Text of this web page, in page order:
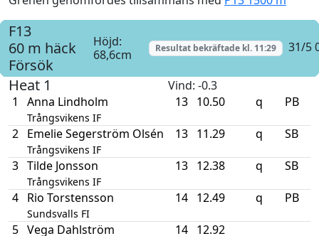
F13
60 m häck
Försök
Höjd:
68,6cm
Resultat bekräftade kl.11:29 31/5
Heat 1 Vind: -0.3
1
Anna Lindholm
Trångsvikens IF
13 10.50 q PB
2 Emelie Segerström Olsén
Trångsvikens IF
13 11.29 q SB
3 Tilde Jonsson
Trångsvikens IF
13 12.38 q SB
4 Rio Torstensson
Sundsvalls FI
14 12.49 q PB
5 Vega Dahlström 14 12.92